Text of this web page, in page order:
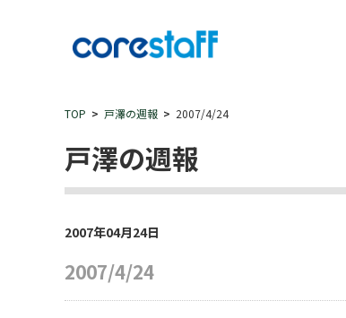
TOP 戸澤の週報 2007/4/24
戸澤の週報
2007年04月24日
2007/4/24